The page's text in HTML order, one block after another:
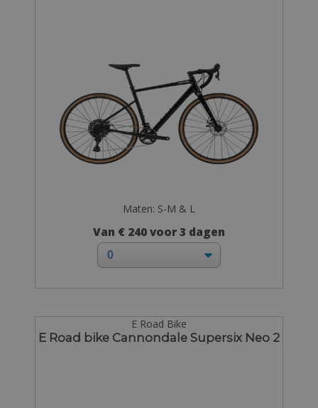
Maten: S-M & L
Van € 240 voor 3 dagen
E Road Bike
E Road bike Cannondale Supersix Neo 2